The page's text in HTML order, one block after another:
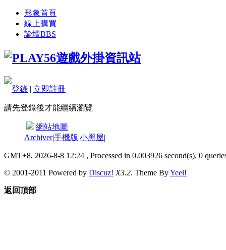
形象首頁
線上購買
論壇BBS
登錄 | 立即註冊
請先登錄後才能繼續瀏覽
|網站地圖
Archiver|手機版|小黑屋|
GMT+8, 2026-8-8 12:24 , Processed in 0.003926 second(s), 0
© 2001-2011 Powered by Discuz! X3.2. Theme ByYeei!
返回頂部